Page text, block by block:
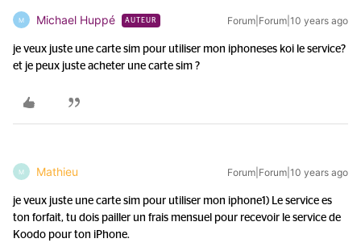
M Michael Huppé AUTEUR Forum|Forum|10 years ago
je veux juste une carte sim pour utiliser mon iphoneses koi le service?
et je peux juste acheter une carte sim ?
M Mathieu Forum|Forum|10 years ago
je veux juste une carte sim pour utiliser mon iphone1) Le service es
ton forfait, tu dois pailler un frais mensuel pour recevoir le service de
Koodo pour ton iPhone.